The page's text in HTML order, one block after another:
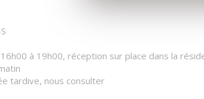
à 19h00, réception sur place dans la
tardive, nous consulter